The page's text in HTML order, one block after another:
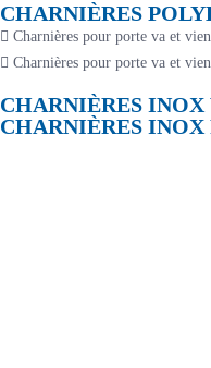
CHARNIÈRES
Charnières pour porte va et
Charnières pour porte va et
CHARNIÈRES INOX
CHARNIÈRES INOX
HELP